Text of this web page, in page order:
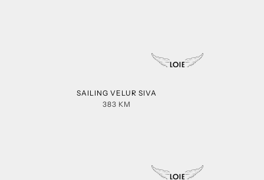
SAILING VELUR SIVA
383 KM